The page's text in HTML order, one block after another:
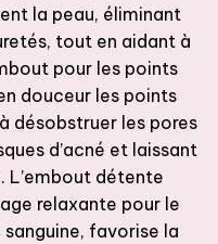
la peau, éliminant
tout en aidant à
pour les points
douceur les points
désobstruer les pores
d’acné et laissant
L’embout détente
relaxante pour le
favorise la